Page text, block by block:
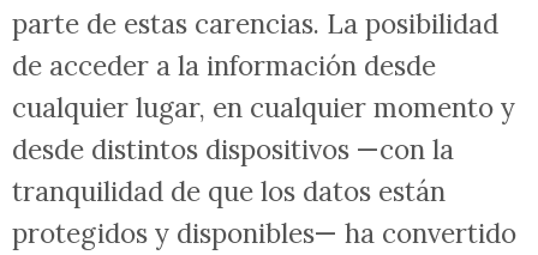
parte de estas carencias. La posibilidad
de acceder a la información desde
cualquier lugar, en cualquier momento y
desde distintos dispositivos —con la
tranquilidad de que los datos están
protegidos y disponibles— ha convertido